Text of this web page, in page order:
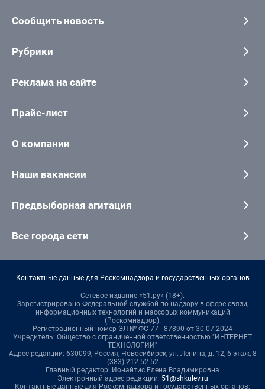
Сообщить новость
Рубрики
Реклама на сайте
Прайс-лист
О компании
Наши вакансии
Предвыборная агитация
Все города сети
Контактные данные для Роскомнадзора и государственных органов
Сетевое издание «51.ру» (18+).
Зарегистрировано Федеральной службой по надзору в сфере связи,
информационных технологий и массовых коммуникаций
(Роскомнадзор).
Регистрационный номер ЭЛ № ФС 77 - 87890 от 30.07.2024
Учредитель: Общество с ограниченной ответственностью "ИНТЕРНЕТ
ТЕХНОЛОГИИ"
Адрес редакции: 630099, Россия, Новосибирск, ул. Ленина, д. 12, 6 этаж, 8
(383) 212-52-52
Главный редактор: Ионайтис Елена Владимировна
Электронный адрес редакции: 51@shkulev.ru
Контактные данные для Роскомнадзора и государственных органов: